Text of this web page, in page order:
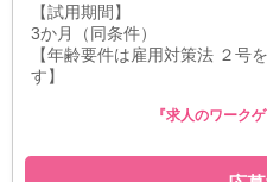
【試用期間】
3か月（同条件）
【年齢要件は雇用対策法 ２号
す】
『求人のワーク